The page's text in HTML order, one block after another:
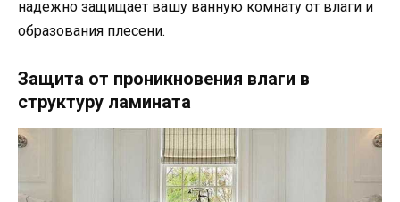
надежно защищает вашу ванную комнату от влаги и
образования плесени.
Защита от проникновения влаги в
структуру ламината